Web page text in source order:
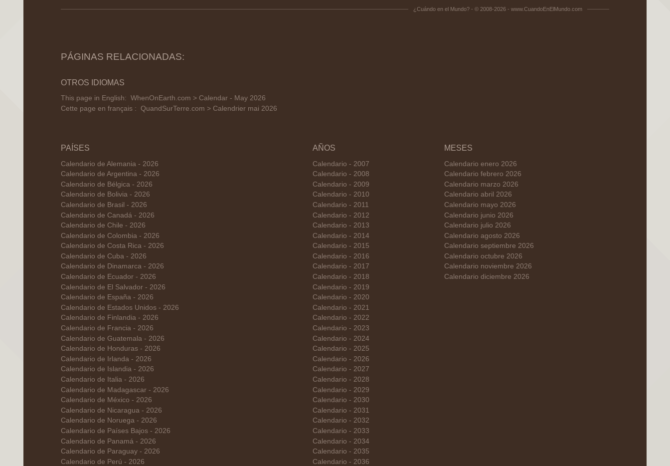
¿Cuándo en el Mundo? - © 2008-2026 - www.CuandoEnElMundo.com
PÁGINAS RELACIONADAS:
OTROS IDIOMAS
This page in English: WhenOnEarth.com > Calendar - May 2026
Cette page en français : QuandSurTerre.com > Calendrier mai 2026
PAÍSES
Calendario de Alemania - 2026
Calendario de Argentina - 2026
Calendario de Bélgica - 2026
Calendario de Bolivia - 2026
Calendario de Brasil - 2026
Calendario de Canadá - 2026
Calendario de Chile - 2026
Calendario de Colombia - 2026
Calendario de Costa Rica - 2026
Calendario de Cuba - 2026
Calendario de Dinamarca - 2026
Calendario de Ecuador - 2026
Calendario de El Salvador - 2026
Calendario de España - 2026
Calendario de Estados Unidos - 2026
Calendario de Finlandia - 2026
Calendario de Francia - 2026
Calendario de Guatemala - 2026
Calendario de Honduras - 2026
Calendario de Irlanda - 2026
Calendario de Islandia - 2026
Calendario de Italia - 2026
Calendario de Madagascar - 2026
Calendario de México - 2026
Calendario de Nicaragua - 2026
Calendario de Noruega - 2026
Calendario de Países Bajos - 2026
Calendario de Panamá - 2026
Calendario de Paraguay - 2026
Calendario de Perú - 2026
AÑOS
Calendario - 2007
Calendario - 2008
Calendario - 2009
Calendario - 2010
Calendario - 2011
Calendario - 2012
Calendario - 2013
Calendario - 2014
Calendario - 2015
Calendario - 2016
Calendario - 2017
Calendario - 2018
Calendario - 2019
Calendario - 2020
Calendario - 2021
Calendario - 2022
Calendario - 2023
Calendario - 2024
Calendario - 2025
Calendario - 2026
Calendario - 2027
Calendario - 2028
Calendario - 2029
Calendario - 2030
Calendario - 2031
Calendario - 2032
Calendario - 2033
Calendario - 2034
Calendario - 2035
Calendario - 2036
MESES
Calendario enero 2026
Calendario febrero 2026
Calendario marzo 2026
Calendario abril 2026
Calendario mayo 2026
Calendario junio 2026
Calendario julio 2026
Calendario agosto 2026
Calendario septiembre 2026
Calendario octubre 2026
Calendario noviembre 2026
Calendario diciembre 2026